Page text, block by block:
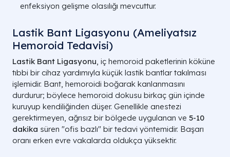
enfeksiyon gelişme olasılığı mevcuttur.
Lastik Bant Ligasyonu (Ameliyatsız
Hemoroid Tedavisi)
Lastik Bant Ligasyonu, iç hemoroid paketlerinin köküne
tıbbi bir cihaz yardımıyla küçük lastik bantlar takılması
işlemidir. Bant, hemoroidi boğarak kanlanmasını
durdurur; böylece hemoroid dokusu birkaç gün içinde
kuruyup kendiliğinden düşer. Genellikle anestezi
gerektirmeyen, ağrısız bir bölgede uygulanan ve 5-10
dakika süren "ofis bazlı" bir tedavi yöntemidir. Başarı
oranı erken evre vakalarda oldukça yüksektir.